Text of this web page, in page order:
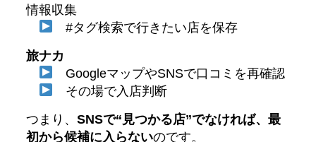
情報収集
#タグ検索で行きたい店を保存
旅ナカ
GoogleマップやSNSで口コミを再確認
その場で入店判断
つまり、 SNSで“見つかる店”でなければ、最
初から候補に入らないのです。